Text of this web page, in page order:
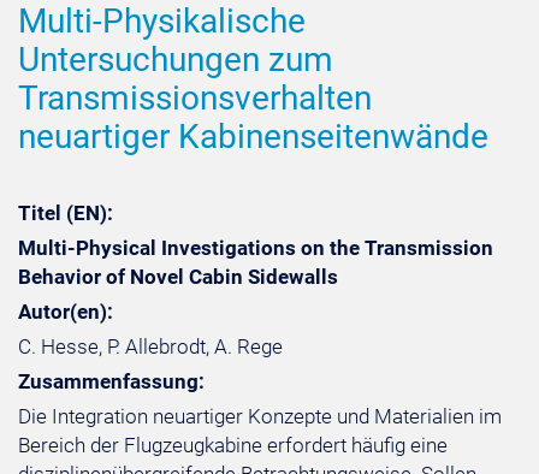
Multi-Physikalische
Untersuchungen zum
Transmissionsverhalten
neuartiger Kabinenseitenwände
Titel (EN):
Multi-Physical Investigations on the Transmission
Behavior of Novel Cabin Sidewalls
Autor(en):
C. Hesse, P. Allebrodt, A. Rege
Zusammenfassung:
Die Integration neuartiger Konzepte und Materialien im
Bereich der Flugzeugkabine erfordert häufig eine